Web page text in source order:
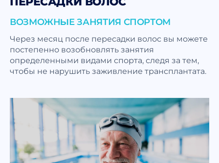
ВОЗМОЖНЫЕ ЗАНЯТИЯ СПОРТОМ
Через месяц после пересадки волос вы можете
постепенно возобновлять занятия
определенными видами спорта, следя за тем,
чтобы не нарушить заживление трансплантата.